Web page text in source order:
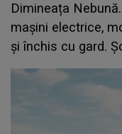
Dimineața
maşini electrice,
şi închis cu gard.